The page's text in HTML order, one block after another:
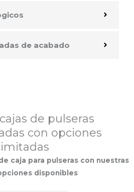
de acabado
de pulseras
con opciones
caja para pulseras con nuestras
disponibles